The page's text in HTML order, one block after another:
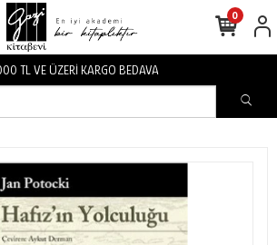
3000 TL VE ÜZERİ KARGO BEDAVA
0